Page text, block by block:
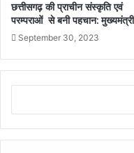
छत्तीसगढ़ की प्राचीन संस्कृति एवं
परम्पराओं से बनी पहचान: मुख्यमंत्री
September 30, 2023